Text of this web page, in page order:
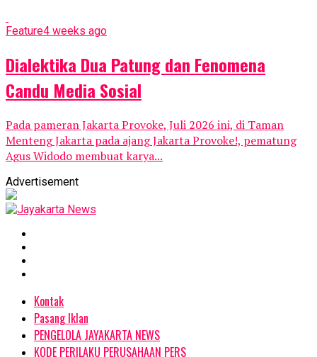
Feature4 weeks ago
Dialektika Dua Patung dan Fenomena
Candu Media Sosial
Pada pameran Jakarta Provoke, Juli 2026 ini, di Taman
Menteng Jakarta pada ajang Jakarta Provoke!, pematung
Agus Widodo membuat karya...
Advertisement
Kontak
Pasang Iklan
PENGELOLA JAYAKARTA NEWS
KODE PERILAKU PERUSAHAAN PERS